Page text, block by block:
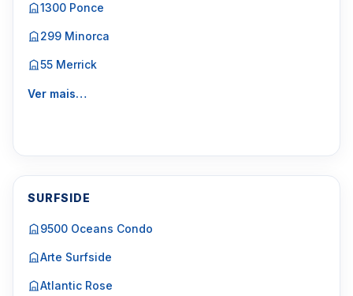
1300 Ponce
299 Minorca
55 Merrick
Ver mais…
SURFSIDE
9500 Oceans Condo
Arte Surfside
Atlantic Rose